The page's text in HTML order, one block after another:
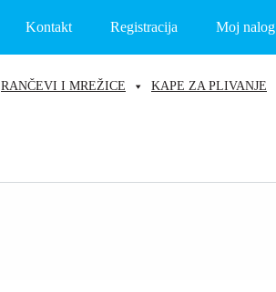
Kontakt Registracija Moj nalog
RANČEVI I MREŽICE KAPE ZA PLIVANJE